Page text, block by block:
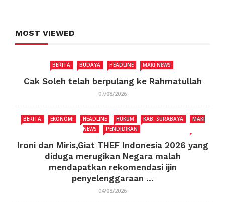
MOST VIEWED
BERITA BUDAYA HEADLINE MAKI NEWS
Cak Soleh telah berpulang ke Rahmatullah
07/08/2026
BERITA EKONOMI HEADLINE HUKUM KAB. SURABAYA
MAKI
NEWS
PENDIDIKAN
Ironi dan Miris,Giat THEF Indonesia 2026 yang
diduga merugikan Negara malah
mendapatkan rekomendasi ijin
penyelenggaraan ...
04/08/2026